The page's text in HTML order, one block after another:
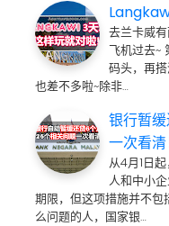
去兰卡威
飞机过去~
码头，再
也差不多啦~除非…
银行暂
一次看清
从4月1日
人和中小
期限，但这项措施并不
么问题的人，国家银…